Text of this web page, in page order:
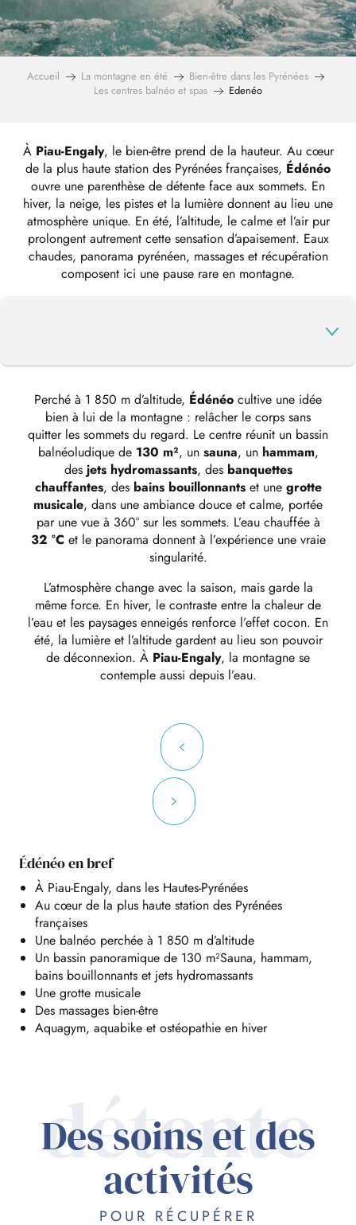
Accueil La montagne en été
Bien-être dans les Pyrénées
Les centres balnéo et spas
Edenéo
À Piau-Engaly, le bien-être prend de la hauteur. Au cœur
de la plus haute station des Pyrénées françaises, Édénéo
ouvre une parenthèse de détente face aux sommets. En
hiver, la neige, les pistes et la lumière donnent au lieu une
atmosphère unique. En été, l’altitude, le calme et l’air pur
prolongent autrement cette sensation d’apaisement. Eaux
chaudes, panorama pyrénéen, massages et récupération
composent ici une pause rare en montagne.
DES SOINS ET DES ACTIVITÉS POUR
RÉCUPÉRER
NOS SÉJOURS
Perché à 1 850 m d’altitude, Édénéo cultive une idée
bien à lui de la montagne : relâcher le corps sans
quitter les sommets du regard. Le centre réunit un bassin
balnéoludique de 130 m², un sauna, un hammam,
des jets hydromassants, des banquettes
chauffantes, des bains bouillonnantset une grotte
musicale, dans une ambiance douce et calme, portée
par une vue à 360° sur les sommets. L’eau chauffée à
32 °Cet le panorama donnent à l’expérience une vraie
singularité.
L’atmosphère change avec la saison, mais garde la
même force. En hiver, le contraste entre la chaleur de
l’eau et les paysages enneigés renforce l’effet cocon. En
été, la lumière et l’altitude gardent au lieu son pouvoir
de déconnexion. À Piau-Engaly, la montagne se
contemple aussi depuis l’eau.
Édénéo en bref
À Piau-Engaly, dans les Hautes-Pyrénées
Au cœur de la plus haute station des Pyrénées
françaises
Une balnéo perchée à 1 850 m d’altitude
Un bassin panoramique de 130 m²Sauna, hammam,
bains bouillonnants et jets hydromassants
Une grotte musicale
Des massages bien-être
Aquagym, aquabike et ostéopathie en hiver
détente
Des soins et des
activités
POUR RÉCUPÉRER